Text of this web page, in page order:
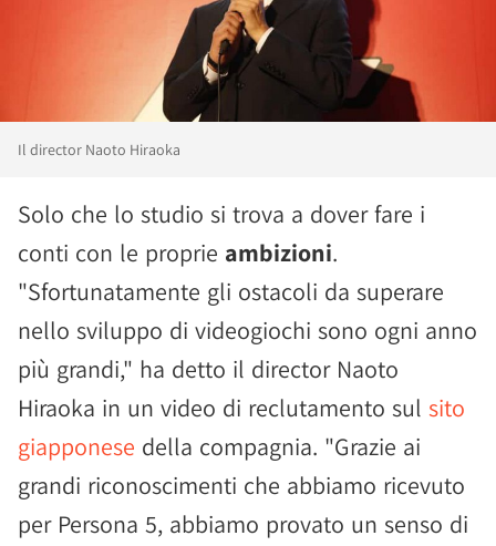
Il director Naoto Hiraoka
Solo che lo studio si trova a dover fare i
conti con le proprie ambizioni.
"Sfortunatamente gli ostacoli da superare
nello sviluppo di videogiochi sono ogni anno
più grandi," ha detto il director Naoto
Hiraoka in un video di reclutamento sul sito
giapponese della compagnia. "Grazie ai
grandi riconoscimenti che abbiamo ricevuto
per Persona 5, abbiamo provato un senso di